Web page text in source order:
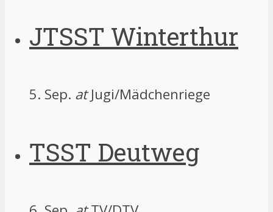
JTSST Winterthur
5. Sep. atJugi/Mädchenriege
TSST Deutweg